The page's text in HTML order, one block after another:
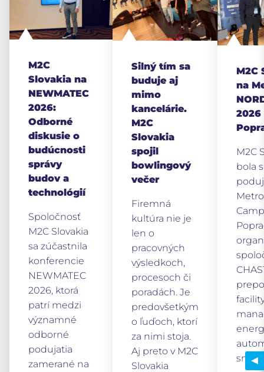
M2C
Slovakia na
NEWMATEC
2026:
Odborné
diskusie o
budúcnosti
správy
budov a
technológií
Spoločnosť
M2C Slovakia
sa zúčastnila
konferencie
NEWMATEC
2026, ktorá
patrí medzi
významné
odborné
podujatia
zamerané na
Silný tím sa
buduje aj
mimo
kancelárie.
M2C
Slovakia
spojil
bowlingový
večer
Firemná
kultúra nie je
len o
pracovných
výsledkoch,
procesoch či
poradách. Je
predovšetkým
o ľuďoch, ktorí
za nimi stoja.
Aj preto v M2C
Slovakia
M2C
na
2026
M2C
bola